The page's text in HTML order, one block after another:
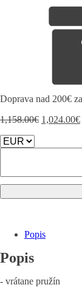
Doprava nad 200€
1,158.00€ Pôvodná
1,158.00€.
1,024.00€
Scrambler
800
(-
2022
TSS
-
spojka
Popis
Popis
- vrátane pružín